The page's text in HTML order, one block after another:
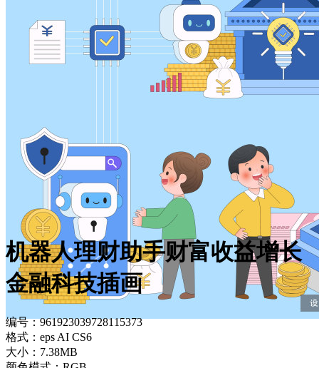
机器人理财助手财富收益增长
金融科技插画
编号：961923039728115373
格式：eps AI CS6
大小：7.38MB